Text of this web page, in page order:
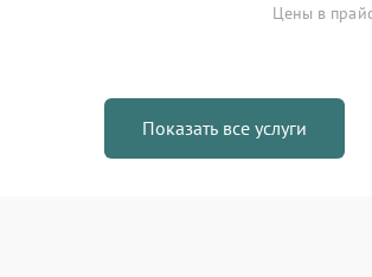
Цены в
Показать все услуги